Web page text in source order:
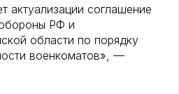
актуализации соглашение
РФ и
области по порядку
военкоматов», —